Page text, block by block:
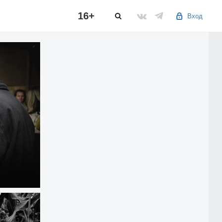
Вход
16+